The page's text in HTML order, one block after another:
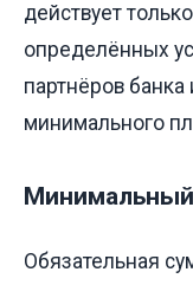
действует
определённых
партнёров
минимального
Обязательная